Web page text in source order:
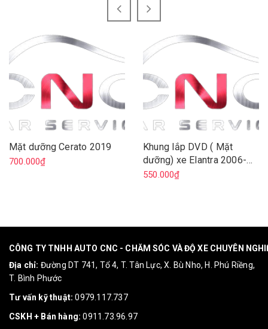
Mặt dưỡng Cerato 2019
700.000₫
Khung lắp DVD ( Mặt
dưỡng) xe Elantra 2006-
2011
550.000₫
CÔNG TY TNHH AUTO CNC - CHĂM SÓC VÀ ĐỘ XE CHUYÊN
Địa chỉ: Đường DT 741, Tổ 4, T. Tân Lực, X. Bù Nho, H. Phú Riềng,
T. Bình Phước
Tư vấn kỹ thuật: 0979.117.737
CSKH + Bán hàng: 0911.73.96.97